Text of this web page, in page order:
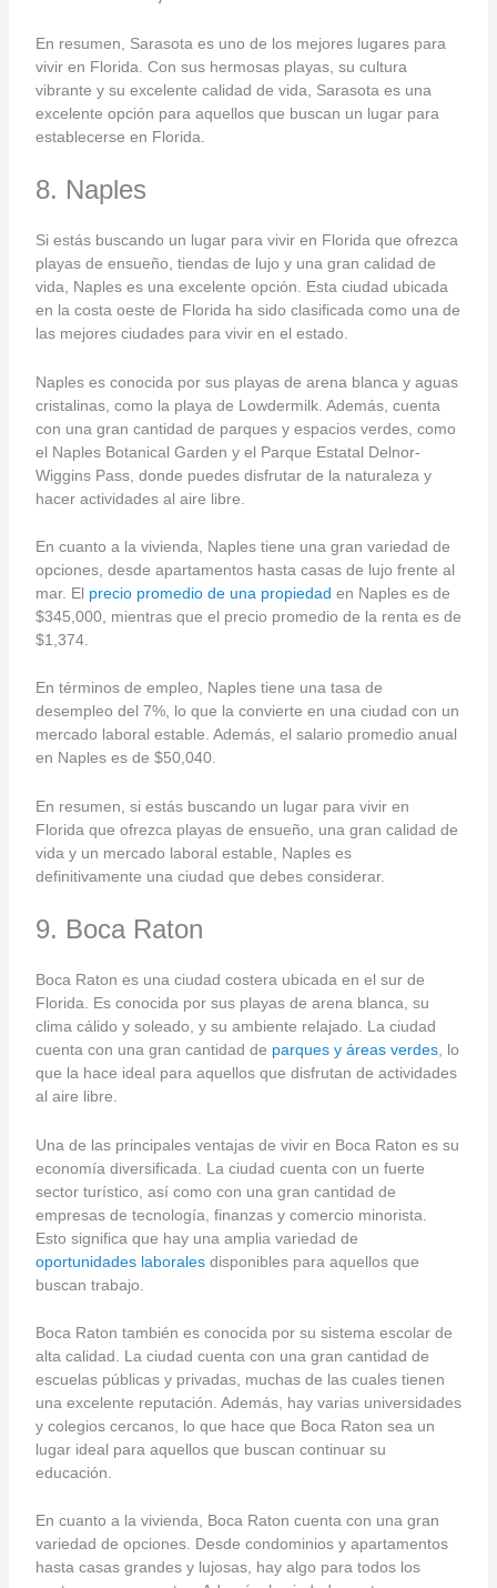
En resumen, Sarasota es uno de los mejores lugares para
vivir en Florida. Con sus hermosas playas, su cultura
vibrante y su excelente calidad de vida, Sarasota es una
excelente opción para aquellos que buscan un lugar para
establecerse en Florida.
8. Naples
Si estás buscando un lugar para vivir en Florida que ofrezca
playas de ensueño, tiendas de lujo y una gran calidad de
vida, Naples es una excelente opción. Esta ciudad ubicada
en la costa oeste de Florida ha sido clasificada como una de
las mejores ciudades para vivir en el estado.
Naples es conocida por sus playas de arena blanca y aguas
cristalinas, como la playa de Lowdermilk. Además, cuenta
con una gran cantidad de parques y espacios verdes, como
el Naples Botanical Garden y el Parque Estatal Delnor-
Wiggins Pass, donde puedes disfrutar de la naturaleza y
hacer actividades al aire libre.
En cuanto a la vivienda, Naples tiene una gran variedad de
opciones, desde apartamentos hasta casas de lujo frente al
mar. El precio promedio de una propiedad en Naples es de
$345,000, mientras que el precio promedio de la renta es de
$1,374.
En términos de empleo, Naples tiene una tasa de
desempleo del 7%, lo que la convierte en una ciudad con un
mercado laboral estable. Además, el salario promedio anual
en Naples es de $50,040.
En resumen, si estás buscando un lugar para vivir en
Florida que ofrezca playas de ensueño, una gran calidad de
vida y un mercado laboral estable, Naples es
definitivamente una ciudad que debes considerar.
9. Boca Raton
Boca Raton es una ciudad costera ubicada en el sur de
Florida. Es conocida por sus playas de arena blanca, su
clima cálido y soleado, y su ambiente relajado. La ciudad
cuenta con una gran cantidad de parques y áreas verdes, lo
que la hace ideal para aquellos que disfrutan de actividades
al aire libre.
Una de las principales ventajas de vivir en Boca Raton es su
economía diversificada. La ciudad cuenta con un fuerte
sector turístico, así como con una gran cantidad de
empresas de tecnología, finanzas y comercio minorista.
Esto significa que hay una amplia variedad de
oportunidades laboralesdisponibles para aquellos que
buscan trabajo.
Boca Raton también es conocida por su sistema escolar de
alta calidad. La ciudad cuenta con una gran cantidad de
escuelas públicas y privadas, muchas de las cuales tienen
una excelente reputación. Además, hay varias universidades
y colegios cercanos, lo que hace que Boca Raton sea un
lugar ideal para aquellos que buscan continuar su
educación.
En cuanto a la vivienda, Boca Raton cuenta con una gran
variedad de opciones. Desde condominios y apartamentos
hasta casas grandes y lujosas, hay algo para todos los